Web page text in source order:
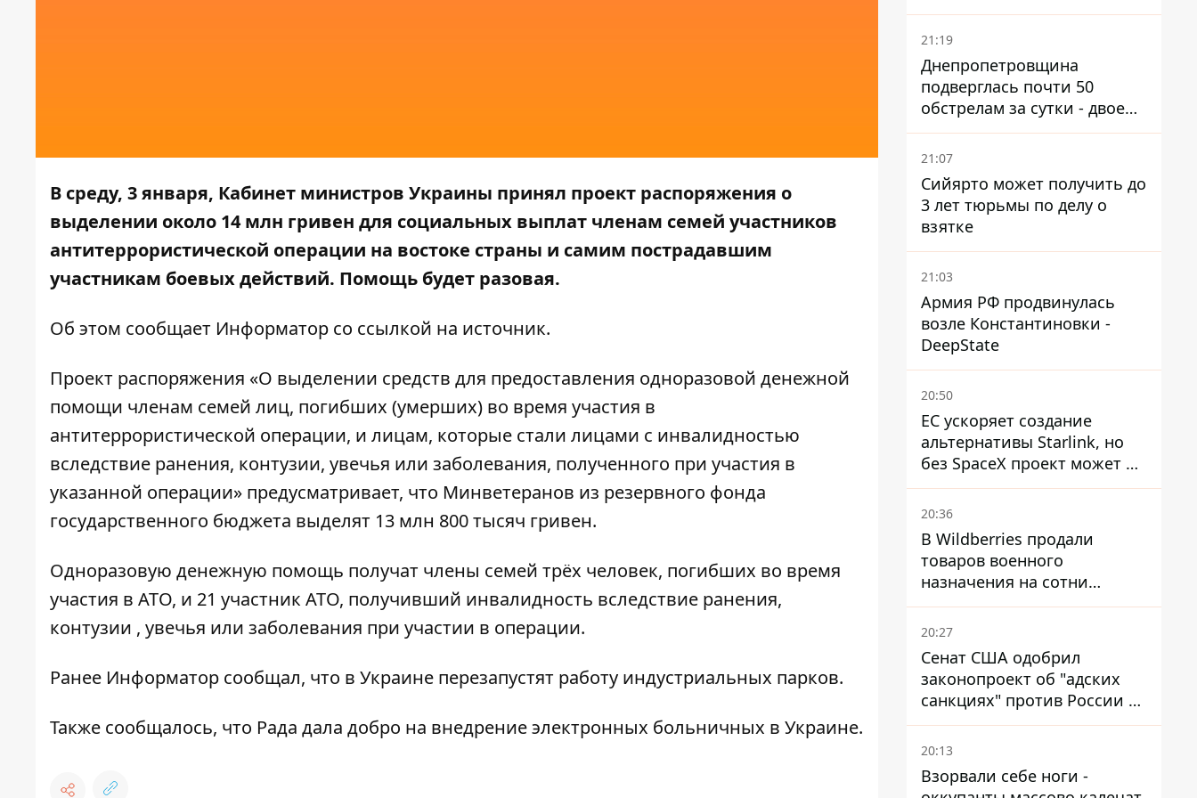
В среду, 3 января, Кабинет министров Украины принял проект распоряжения о
выделении около 14 млн гривен для социальных выплат членам семей участников
антитеррористической операции на востоке страны и самим пострадавшим
участникам боевых действий. Помощь будет разовая.
Об этом сообщает Информатор со ссылкой на источник.
Проект распоряжения «О выделении средств для предоставления одноразовой денежной
помощи членам семей лиц, погибших (умерших) во время участия в
антитеррористической операции, и лицам, которые стали лицами с инвалидностью
вследствие ранения, контузии, увечья или заболевания, полученного при участия в
указанной операции» предусматривает, что Минветеранов из резервного фонда
государственного бюджета выделят 13 млн 800 тысяч гривен.
Одноразовую денежную помощь получат члены семей трёх человек, погибших во время
участия в АТО, и 21 участник АТО, получивший инвалидность вследствие ранения,
контузии , увечья или заболевания при участии в операции.
Ранее Информатор сообщал, что в Украине перезапустят работу индустриальных парков.
Также сообщалось, что Рада дала добро на внедрение электронных больничных в Украине.
21:19
Днепропетровщина
подверглась почти 50
обстрелам за сутки - двое
погибших, шесть
пострадавших
21:07
Сийярто может получить до
3 лет тюрьмы по делу о
взятке
21:03
Армия РФ продвинулась
возле Константиновки -
DeepState
20:50
ЕС ускоряет создание
альтернативы Starlink, но
без SpaceX проект может не
обойтись
20:36
В Wildberries продали
товаров военного
назначения на сотни
миллионов, но удары ВСУ
изменили ситуацию
20:27
Сенат США одобрил
законопроект об "адских
санкциях" против России и
Ирана
20:13
Взорвали себе ноги -